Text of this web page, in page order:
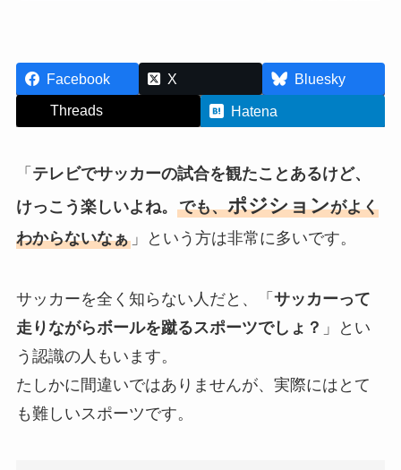
Facebook X
Bluesky
Threads
Hatena
「 テレビでサッカーの試合を観たことあるけど、
けっこう楽しいよね。 でも、ポジションがよく
わからないなぁ」という方は非常に多いです。
サッカーを全く知らない人だと、「 サッカーって
走りながらボールを蹴るスポーツでしょ？ 」とい
う認識の人もいます。
たしかに間違いではありませんが、実際にはとて
も難しいスポーツです。